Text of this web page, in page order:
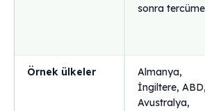
sonra tercüme
Örnek ülkeler
Almanya,
İngiltere, ABD,
Avustralya,